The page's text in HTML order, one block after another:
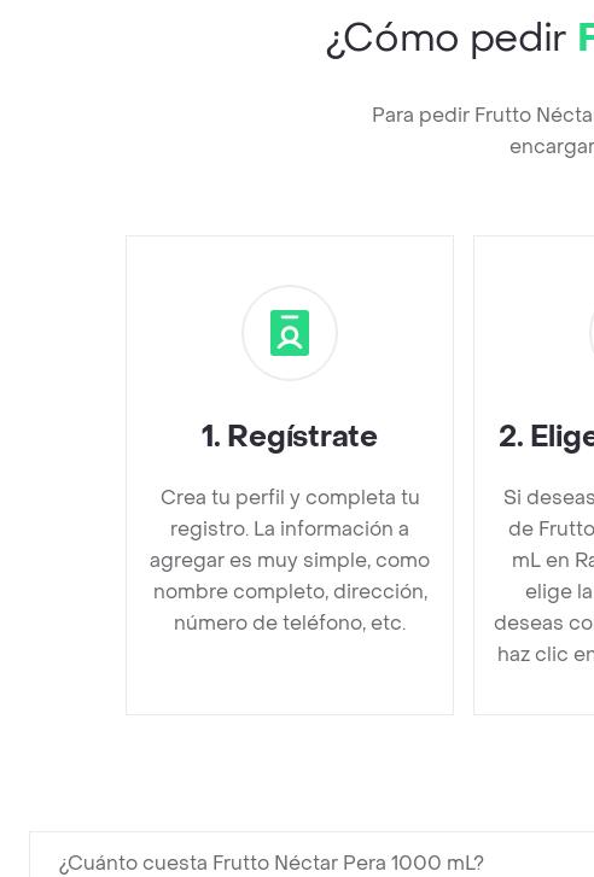
¿Cómo pedir
Para pedir Frutto
1. Regístrate
Crea tu perfil y completa tu
registro. La información a
agregar es muy simple, como
nombre completo, dirección,
número de teléfono, etc.
2.
Si
de
mL en
elige
deseas
haz clic
¿Cuánto cuesta Frutto Néctar Pera 1000 mL?